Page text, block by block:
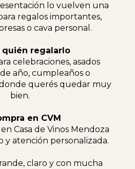
lo vuelven una
regalos importantes,
o cava personal.
quién regalarlo
celebraciones, asados
año, cumpleaños o
querés quedar muy
bien.
en CVM
Casa de Vinos Mendoza
y atención personalizada.
claro y con mucha